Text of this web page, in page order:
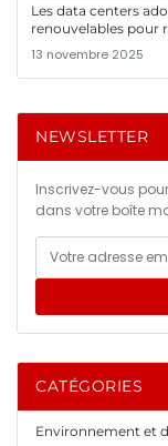
Les data centers
renouvelables pour
13 novembre 2025
NEWSLETTER
Inscrivez-vous
dans votre boîte
CATÉGORIES
Environnement et